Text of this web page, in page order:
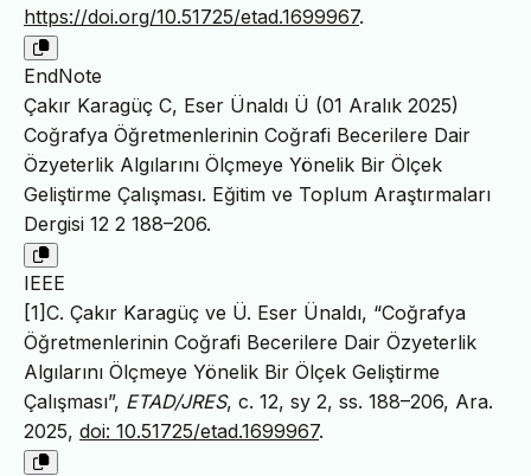
https://doi.org/10.51725/etad.1699967.
EndNote
Çakır Karagüç C, Eser Ünaldı Ü (01 Aralık 2025)
Coğrafya Öğretmenlerinin Coğrafi Becerilere Dair
Özyeterlik Algılarını Ölçmeye Yönelik Bir Ölçek
Geliştirme Çalışması. Eğitim ve Toplum Araştırmaları
Dergisi 12 2 188–206.
IEEE
[1]C. Çakır Karagüç ve Ü. Eser Ünaldı, “Coğrafya
Öğretmenlerinin Coğrafi Becerilere Dair Özyeterlik
Algılarını Ölçmeye Yönelik Bir Ölçek Geliştirme
Çalışması”, ETAD/JRES, c. 12, sy 2, ss. 188–206, Ara.
2025, doi: 10.51725/etad.1699967.